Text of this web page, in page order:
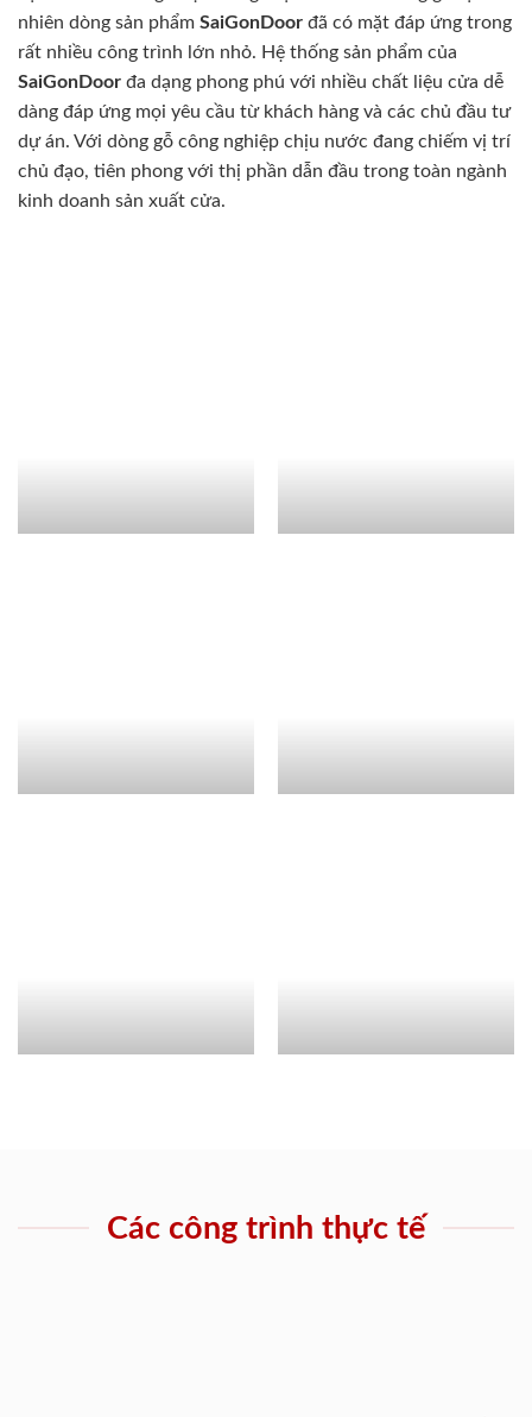
nhiên dòng sản phẩm SaiGonDoor đã có mặt đáp ứng trong
rất nhiều công trình lớn nhỏ. Hệ thống sản phẩm của
SaiGonDoor đa dạng phong phú với nhiều chất liệu cửa dễ
dàng đáp ứng mọi yêu cầu từ khách hàng và các chủ đầu tư
dự án. Với dòng gỗ công nghiệp chịu nước đang chiếm vị trí
chủ đạo, tiên phong với thị phần dẫn đầu trong toàn ngành
kinh doanh sản xuất cửa.
Các công trình thực tế